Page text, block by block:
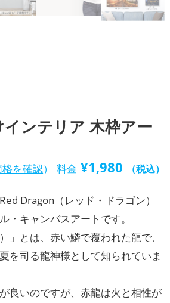
ンテリア 木枠アー
格を確認） 料金 ¥1,980 （税込）
Dragon（レッド・ドラゴン）
・キャンバスアートです。
」とは、赤い鱗で覆われた龍で、
を司る龍神様として知られていま
良いのですが、赤龍は火と相性が